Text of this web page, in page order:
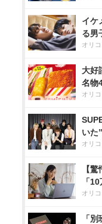
イケ
る男
オリ
大好
名物
オリ
いた
オリ
【
「
オリ
「